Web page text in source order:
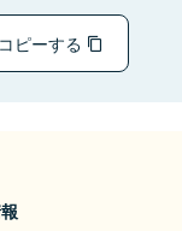
ピーする